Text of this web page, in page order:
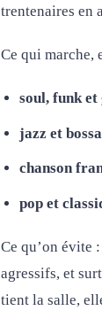
trentenaires en
Ce qui marche,
soul, funk et
jazz et bossa
chanson
pop et
Ce qu’on évite
agressifs, et
tient la salle,